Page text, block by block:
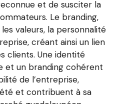
et de susciter la
Le branding,
valeurs, la personnalité
créant ainsi un lien
clients. Une identité
et un branding cohérent
de l’entreprise,
et contribuent à sa